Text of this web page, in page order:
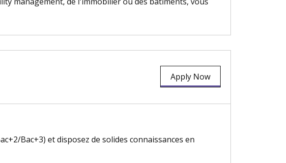
Apply Now
Bac+3) et disposez de solides connaissances en